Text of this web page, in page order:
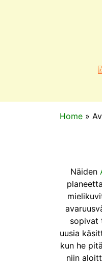
Home »
Näiden
sopivat
uusia
kun he
niin